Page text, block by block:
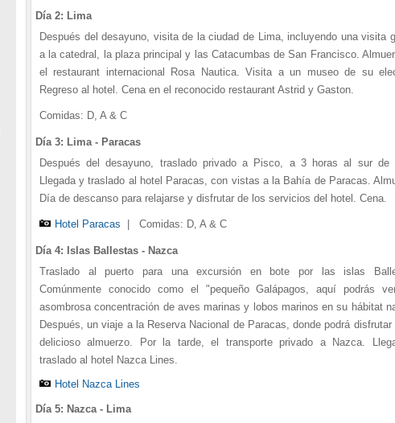
Día 2: Lima
Después del desayuno, visita de la ciudad de Lima, incluyendo una visita
a la catedral, la plaza principal y las Catacumbas de San Francisco.
el restaurant internacional Rosa Nautica. Visita a un museo de su
Regreso al hotel. Cena en el reconocido restaurant Astrid y Gaston.
Comidas: D, A & C
Día 3: Lima - Paracas
Después del desayuno, traslado privado a Pisco, a 3 horas al sur de
Llegada y traslado al hotel Paracas, con vistas a la Bahía de Paracas.
Día de descanso para relajarse y disfrutar de los servicios del hotel. Cena.
Hotel Paracas Comidas: D, A & C
Día 4: Islas Ballestas - Nazca
Traslado al puerto para una excursión en bote por las islas
Comúnmente conocido como el "pequeño Galápagos, aquí podrás
asombrosa concentración de aves marinas y lobos marinos en su hábitat
Después, un viaje a la Reserva Nacional de Paracas, donde podrá disfrutar
delicioso almuerzo. Por la tarde, el transporte privado a Nazca.
traslado al hotel Nazca Lines.
Hotel Nazca Lines
Día 5: Nazca - Lima